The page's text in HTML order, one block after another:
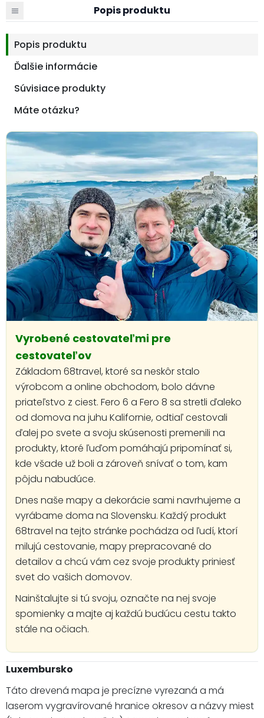
Popis produktu
Popis produktu
Ďalšie informácie
Súvisiace produkty
Máte otázku?
Vyrobené cestovateľmi pre
cestovateľov
Základom 68travel, ktoré sa neskôr stalo
výrobcom a online obchodom, bolo dávne
priateľstvo z ciest. Fero 6 a Fero 8 sa stretli ďaleko
od domova na juhu Kalifornie, odtiaľ cestovali
ďalej po svete a svoju skúsenosti premenili na
produkty, ktoré ľuďom pomáhajú pripomínať si,
kde všade už boli a zároveň snívať o tom, kam
pôjdu nabudúce.
Dnes naše mapy a dekorácie sami navrhujeme a
vyrábame doma na Slovensku. Každý produkt
68travel na tejto stránke pochádza od ľudí, ktorí
milujú cestovanie, mapy prepracované do
detailov a chcú vám cez svoje produkty priniesť
svet do vašich domovov.
Nainštalujte si tú svoju, označte na nej svoje
spomienky a majte aj každú budúcu cestu takto
stále na očiach.
Luxembursko
Táto drevená mapa je precízne vyrezaná a má
laserom vygravírované hranice okresov a názvy miest